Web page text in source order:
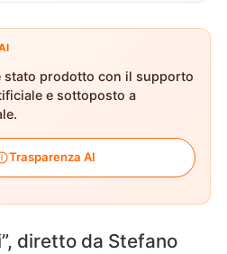
stato prodotto con il supporto
e sottoposto a
Trasparenza AI
diretto da Stefano